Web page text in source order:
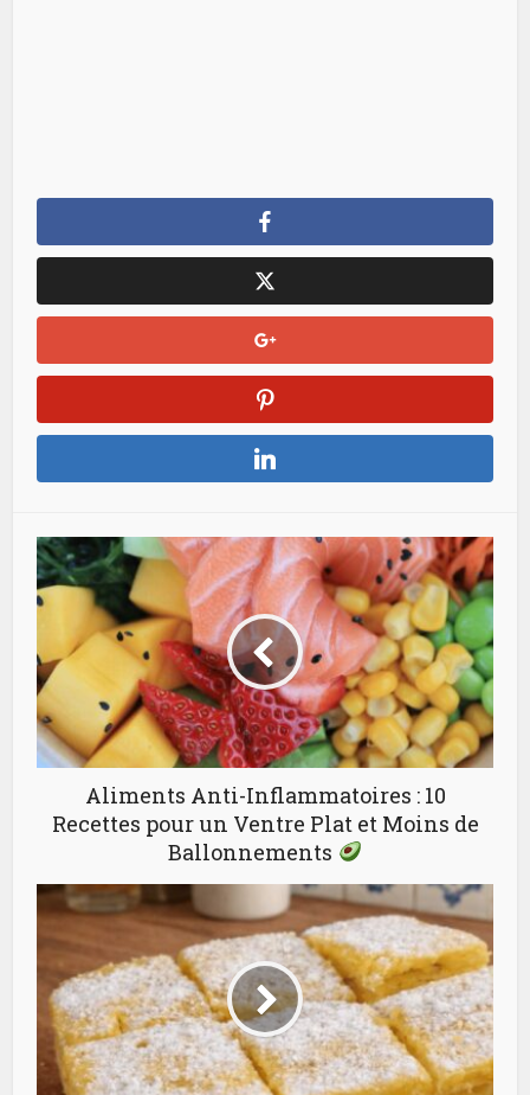
Aliments Anti-Inflammatoires : 10
Recettes pour un Ventre Plat et Moins de
Ballonnements